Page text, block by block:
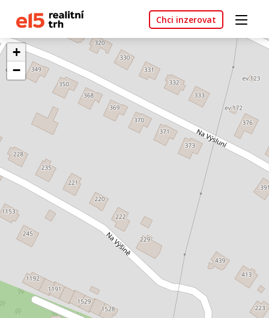
Chci inzerovat
+
−